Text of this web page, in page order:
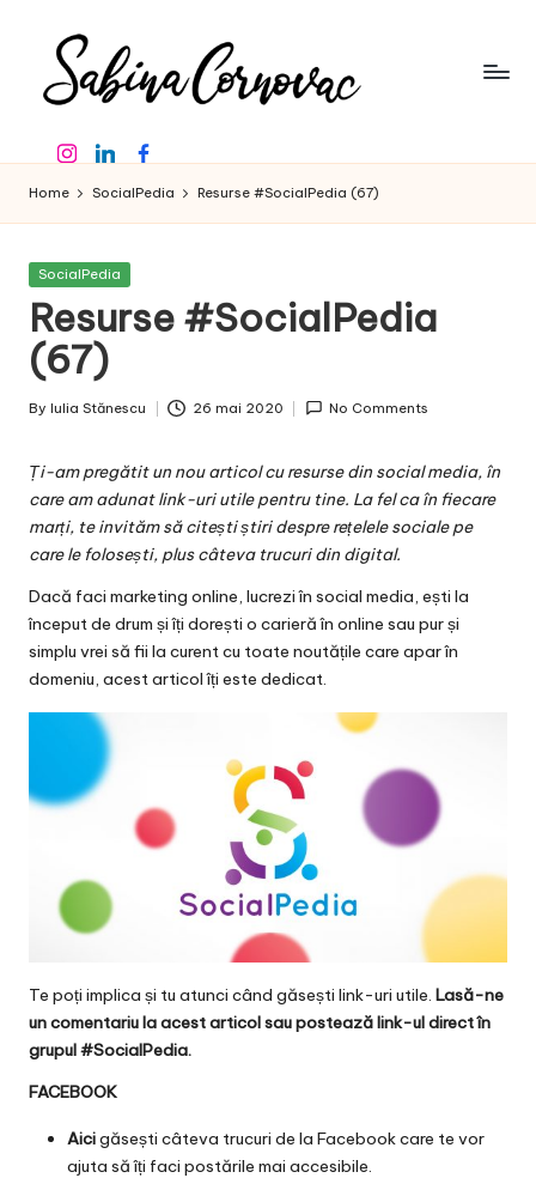
content
a
b
in
a
C
o
r
n
o
v
a
c
O
nl
e
creator
de
16
-
InstagramLinkedinFacebook
Home SocialPedia Resurse #SocialPedia (67)
Posted
SocialPedia
Resurse #SocialPedia
(67)
Posted
By Iulia Stănescu 26 mai 2020 No Comments
Ți-am pregătit un nou articol cu resurse din social media, în
care am adunat link-uri utile pentru tine. La fel ca în fiecare
marți, te invităm să citești știri despre rețelele sociale pe
care le folosești, plus câteva trucuri din digital.
Dacă faci marketing online, lucrezi în social media, ești la
început de drum și îți dorești o carieră în online sau pur și
simplu vrei să fii la curent cu toate noutățile care apar în
domeniu, acest articol îți este dedicat.
Te poți implica și tu atunci când găsești link-uri utile. Lasă-ne
un comentariu la acest articol sau postează link-ul direct în
grupul #SocialPedia.
FACEBOOK
Aicigăsești câteva trucuri de la Facebook care te vor
ajuta să îți faci postările mai accesibile.